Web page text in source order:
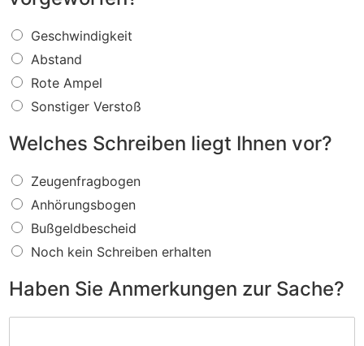
W
a
s
f
ü
r
i
V
e
r
s
t
o
ß
w
Geschwindigkeit
Abstand
Rote Ampel
Sonstiger Verstoß
Welches Schreiben liegt Ihnen vor?
W
e
c
h
e
S
Zeugenfragbogen
Anhörungsbogen
Bußgeldbescheid
Noch kein Schreiben erhalten
Haben Sie Anmerkungen zur Sache?